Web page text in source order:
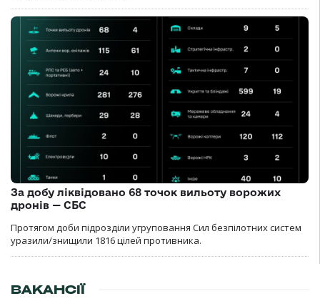
За добу ліквідовано 68 точок вильоту ворожих
дронів — СБС
Протягом доби підрозділи угруповання Сил безпілотних систем
уразили/знищили 1816 цілей противника.
ВАКАНСІЇ